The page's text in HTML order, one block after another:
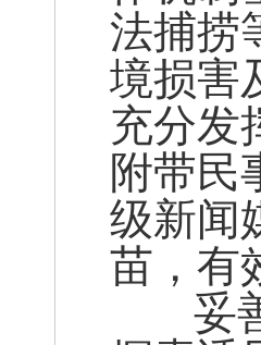
法捕捞
境损害
充分发
附带民
级新闻
苗，有
妥善